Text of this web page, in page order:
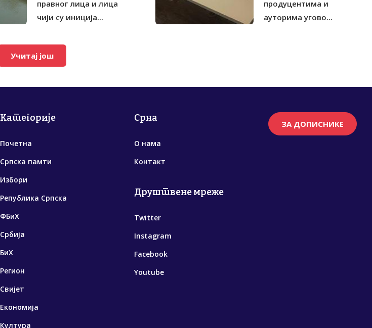
правног лица и лица
чији су иниција...
прoдуцeнтимa и
aутoримa угово...
Учитај још
Категорије
Почетна
Српска памти
Избори
Република Српска
ФБиХ
Србија
БиХ
Регион
Свијет
Економија
Култура
Срна
О нама
Контакт
Друштвене мреже
Twitter
Instagram
Facebook
Youtube
ЗА ДОПИСНИКЕ